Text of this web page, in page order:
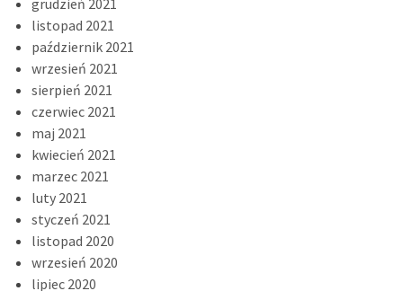
listopad 2021
październik 2021
wrzesień 2021
sierpień 2021
czerwiec 2021
maj 2021
kwiecień 2021
marzec 2021
luty 2021
styczeń 2021
listopad 2020
wrzesień 2020
lipiec 2020